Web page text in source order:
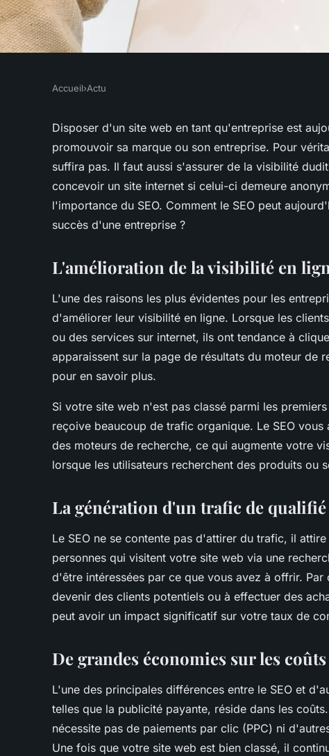
SEO est important
?
Accueil›Actu
Disposer d'un site web en tant qu'entreprise est
promouvoir sa marque ou son entreprise. Pour
suffira pas. Il faut aussi s'assurer de la visibilité
concevoir un site internet si celui-ci demeure
l'importance du SEO. Comment le SEO peut
succès d'une entreprise ?
L'amélioration de la visibilité en
L'une des raisons les plus évidentes pour les
d'améliorer leur visibilité en ligne. Lorsque les
ou des services sur internet, ils ont tendance à
apparaissent sur la page de résultats du moteur de
pour en savoir plus.
Si votre site web n'est pas classé parmi les
reçoive beaucoup de trafic organique. Le SEO
des moteurs de recherche, ce qui augmente votre
lorsque les utilisateurs recherchent des produits ou
La génération d'un trafic de qualifié
Le SEO ne se contente pas d'attirer du trafic, il
personnes qui visitent votre site web via une
d'être intéressées par ce que vous avez à offrir. Par
devenir des clients potentiels ou à effectuer des
peut avoir un impact significatif sur votre taux de
De grandes économies sur les
L'une des principales différences entre le SEO et
telles que la publicité payante, réside dans les
nécessite pas de paiements par clic (PPC) ni
Une fois que votre site web est bien classé, il